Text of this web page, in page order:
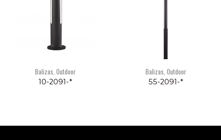
Balizas, Outdoor
10-2091-*
Balizas, Outdoor
55-2091-*